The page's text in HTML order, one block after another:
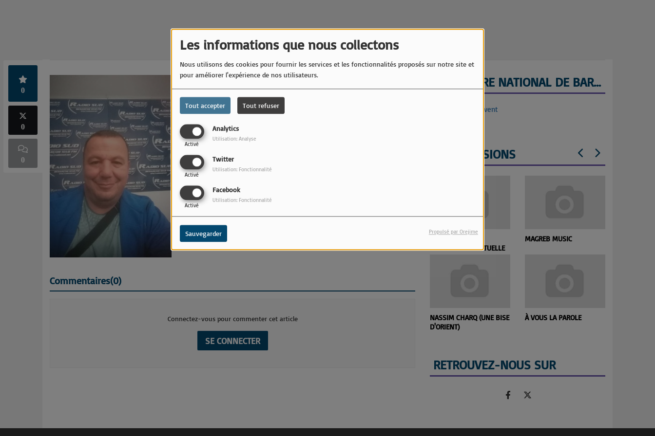
Les informations que nous collectons
Nous utilisons des cookies pour fournir les services et les fonctionnalités proposés sur notre site et
pour améliorer l'expérience de nos utilisateurs.
Tout accepter Tout refuser
Analytics
Activé
Utilisation: Analyse
Twitter
Activé
Utilisation: Fonctionnalité
Facebook
Activé
Utilisation: Fonctionnalité
Sauvegarder Propulsé par Orejime
0
0
0
Commentaires(0)
Connectez-vous pour commenter cet article
SE CONNECTER
ORCHESTRE NATIONAL DE BARBES
Billetterie Weezevent
LES ÉMISSIONS
RENCONTRE SPIRITUELLE
NASSIM CHARQ (UNE BISE
D'ORIENT)
MAGREB MUSIC
À VOUS LA PAROLE
RETROUVEZ-NOUS SUR